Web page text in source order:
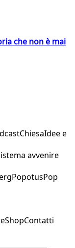
che non è mai
ChiesaIdee e
avvenire
PopotusPop
ShopContatti